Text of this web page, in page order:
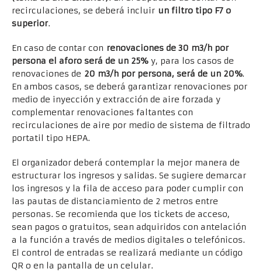
recirculaciones, se deberá incluir un filtro tipo F7 o
superior.
En caso de contar con renovaciones de 30 m3/h por
persona el aforo será de un 25%y, para los casos de
renovaciones de 20 m3/h por persona, será de un 20%.
En ambos casos, se deberá garantizar renovaciones por
medio de inyección y extracción de aire forzada y
complementar renovaciones faltantes con
recirculaciones de aire por medio de sistema de filtrado
portatil tipo HEPA.
El organizador deberá contemplar la mejor manera de
estructurar los ingresos y salidas. Se sugiere demarcar
los ingresos y la fila de acceso para poder cumplir con
las pautas de distanciamiento de 2 metros entre
personas. Se recomienda que los tickets de acceso,
sean pagos o gratuitos, sean adquiridos con antelación
a la función a través de medios digitales o telefónicos.
El control de entradas se realizará mediante un código
QR o en la pantalla de un celular.